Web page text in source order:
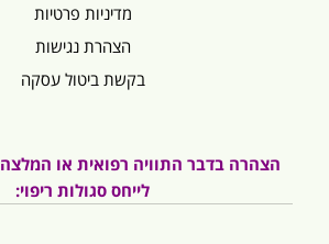
מדיניות פרטיות
הצהרת נגישות
בקשת ביטול עסקה
הצהרה בדבר התוויה רפואית או המלצה
לייחס סגולות ריפוי: